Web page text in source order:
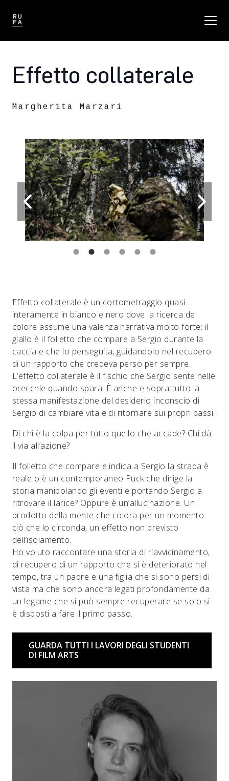
Effetto collaterale
Margherita Marzari
Effetto collaterale è un cortometraggio quasi
interamente in bianco e nero dove la ricerca del
colore assume una valenza narrativa molto forte: il
giallo è il folletto che compare a Sergio durante la
caccia e che lo perseguita, guidandolo nel recupero
di un rapporto che credeva perso per sempre.
L’effetto collaterale è il fischio che Sergio sente nelle
orecchie quando spara. È anche e soprattutto la
stessa manifestazione del desiderio inconscio di
Sergio di cambiare vita e di ritornare sui propri passi.
Di chi è la colpa per tutto quello che accade? Chi dà
il via all’azione?
Il folletto che compare e indica a Sergio la strada è
reale o è un contemporaneo Puck che dirige la
storia manipolando gli eventi e portando Sergio a
ritrovare il larice? Oppure è un’allucinazione. Un
prodotto della mente che colora per un momento
ciò che lo circonda, un effetto non previsto
dell’isolamento.
Ho voluto raccontare una storia di riavvicinamento,
di recupero di un rapporto che si è deteriorato nel
tempo, tra un padre e una figlia che si sono persi di
vista ma che sono ancora legati profondamente da
un legame che si può sempre recuperare se solo si
è disposti a fare il primo passo.
GUARDA TUTTI I LAVORI DEGLI STUDENTI
DI FILM ARTS